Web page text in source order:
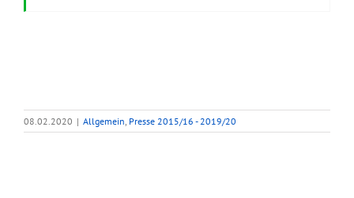
08.02.2020 | Allgemein, Presse 2015/16 - 2019/20